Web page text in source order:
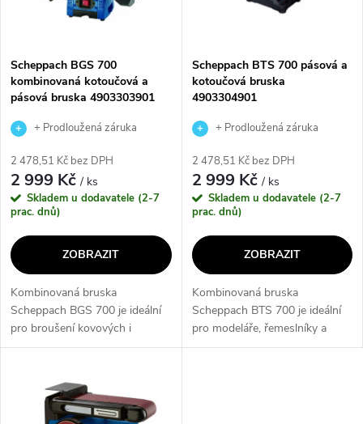
p
r
o
d
u
k
t
ů
s
p
r
o
d
u
k
t
Scheppach BGS 700
kombinovaná kotoučová a
pásová bruska 4903303901
+ Prodloužená záruka
2 478,51 Kč bez DPH
2 999 Kč/ ks
Skladem u dodavatele (2-7
prac. dnů)
ZOBRAZIT
Kombinovaná bruska
Scheppach BGS 700 je ideální
pro broušení kovových i
nekovových materiálů. S velmi
bezúdržbovým indukčním
motorem poskytuje...
Scheppach BTS 700 pásová a
kotoučová bruska
4903304901
+ Prodloužená záruka
2 478,51 Kč bez DPH
2 999 Kč/ ks
Skladem u dodavatele (2-7
prac. dnů)
ZOBRAZIT
Kombinovaná bruska
Scheppach BTS 700 je ideální
pro modeláře, řemeslníky a
hobby uživatele. S její pomocí